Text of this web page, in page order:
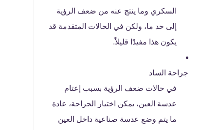
السكري وما ينتج عنه من ضعف الرؤية
إلى حد ما، ولكن في الحالات المتقدمة قد
يكون هذا مفيدًا قليلاً.
جراحة الساد
في حالات ضعف الرؤية بسبب إعتام
عدسة العين، يمكن اختيار الجراحة، عادة
ما يتم وضع عدسة صناعية داخل العين